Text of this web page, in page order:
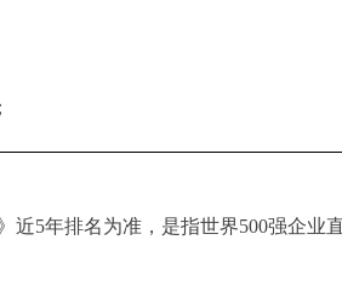
近5年排名为准，是指世界500强企业